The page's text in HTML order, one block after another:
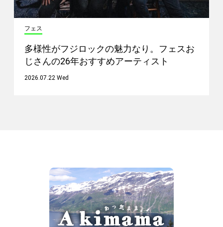
フェス
多様性がフジロックの魅力なり。フェスお
じさんの26年おすすめアーティスト
2026.07.22 Wed